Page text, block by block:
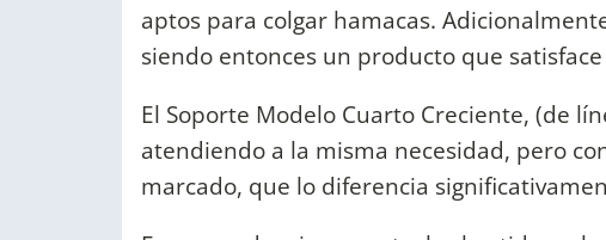
aptos para colgar hamacas.
siendo entonces un producto que
El Soporte Modelo Cuarto Creciente, (de
atendiendo a la misma necesidad, pero
marcado, que lo diferencia